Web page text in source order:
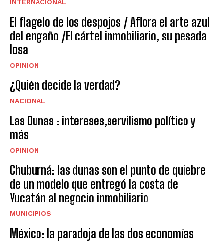
INTERNACIONAL
El flagelo de los despojos / Aflora el arte azul
del engaño /El cártel inmobiliario, su pesada
losa
OPINION
¿Quién decide la verdad?
NACIONAL
Las Dunas : intereses,servilismo político y
más
OPINION
Chuburná: las dunas son el punto de quiebre
de un modelo que entregó la costa de
Yucatán al negocio inmobiliario
MUNICIPIOS
México: la paradoja de las dos economías